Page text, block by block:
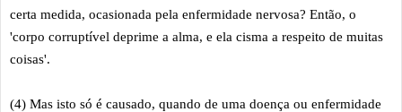
certa medida, ocasionada pela enfermidade nervosa? Então, o
'corpo corruptível deprime a alma, e ela cisma a respeito de muitas
coisas'.
(4) Mas isto só é causado, quando de uma doença ou enfermidade